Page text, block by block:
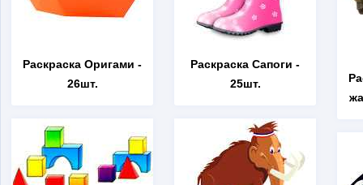
Раскраска Оригами -
26шт.
Раскраска Сапоги -
25шт.